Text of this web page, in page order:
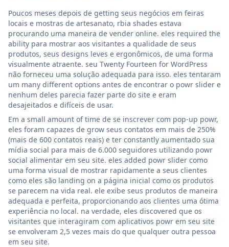
Poucos meses depois de getting seus negócios em feiras
locais e mostras de artesanato, rbia shades estava
procurando uma maneira de vender online. eles required the
ability para mostrar aos visitantes a qualidade de seus
produtos, seus designs leves e ergonômicos, de uma forma
visualmente atraente. seu Twenty Fourteen for WordPress
não forneceu uma solução adequada para isso. eles tentaram
um many different options antes de encontrar o powr slider e
nenhum deles parecia fazer parte do site e eram
desajeitados e difíceis de usar.
Em a small amount of time de se inscrever com pop-up powr,
eles foram capazes de grow seus contatos em mais de 250%
(mais de 600 contatos reais) e ter constantly aumentado sua
mídia social para mais de 6.000 seguidores utilizando powr
social alimentar em seu site. eles added powr slider como
uma forma visual de mostrar rapidamente a seus clientes
como eles são landing on a página inicial como os produtos
se parecem na vida real. ele exibe seus produtos de maneira
adequada e perfeita, proporcionando aos clientes uma ótima
experiência no local. na verdade, eles discovered que os
visitantes que interagiram com aplicativos powr em seu site
se envolveram 2,5 vezes mais do que qualquer outra pessoa
em seu site.